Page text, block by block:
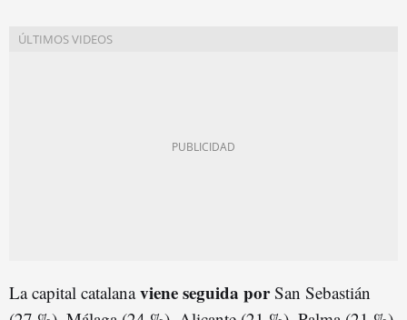
La capital catalanaviene seguida porSan Sebastián